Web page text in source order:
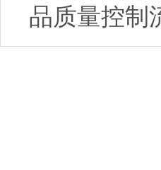
品质量控制